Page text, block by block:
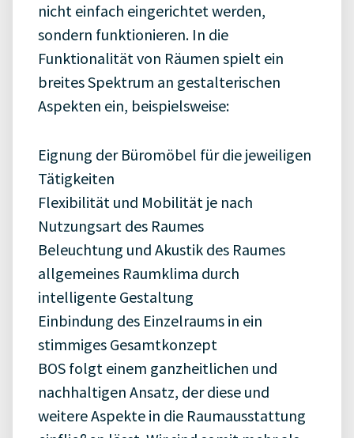
nicht einfach eingerichtet werden,
sondern funktionieren. In die
Funktionalität von Räumen spielt ein
breites Spektrum an gestalterischen
Aspekten ein, beispielsweise:
Eignung der Büromöbel für die jeweiligen
Tätigkeiten
Flexibilität und Mobilität je nach
Nutzungsart des Raumes
Beleuchtung und Akustik des Raumes
allgemeines Raumklima durch
intelligente Gestaltung
Einbindung des Einzelraums in ein
stimmiges Gesamtkonzept
BOS folgt einem ganzheitlichen und
nachhaltigen Ansatz, der diese und
weitere Aspekte in die Raumausstattung